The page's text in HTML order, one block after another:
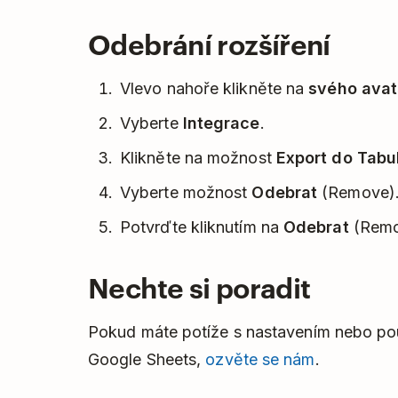
dokončí, a zkontrolujte výstup v
Teprve až je dokončíte navždy, zobrazí
Odebrání rozšíření
Vlevo nahoře klikněte nasvého
Vyberte Integrace.
Klikněte na možnost Export do
Vyberte možnost Odebrat (Remove).
Potvrďte kliknutím na Odebrat
Nechte si poradit
Pokud máte potíže s nastavením nebo
Google Sheets, ozvěte se nám.